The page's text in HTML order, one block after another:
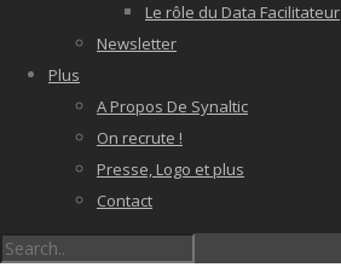
Le rôle du Data Facilitateur
Newsletter
Plus
A Propos De Synaltic
On recrute !
Presse, Logo et plus
Contact